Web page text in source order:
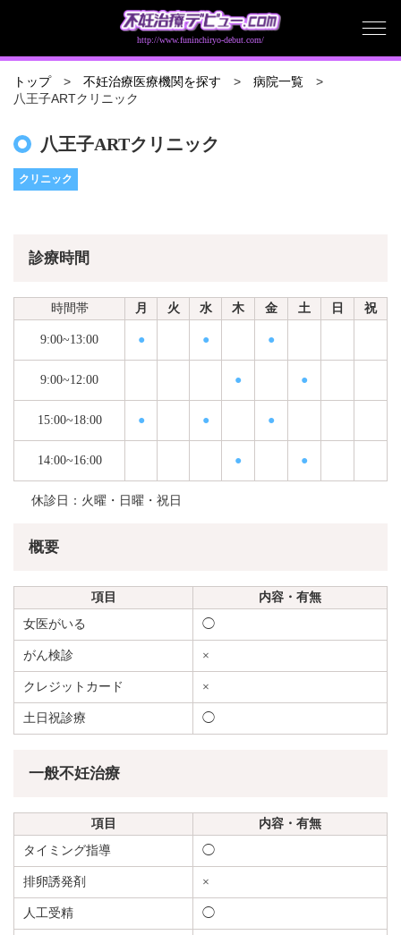
http://www.funinchiryo-debut.com/
トップ 不妊治療医療機関を探す 病院一覧
八王子ARTクリニック
八王子ARTクリニック
クリニック
診療時間
時間帯 月 火 水 木 金 土 日 祝
9:00~13:00 ● ● ●
9:00~12:00 ● ●
15:00~18:00 ● ● ●
14:00~16:00 ● ●
休診日：火曜・日曜・祝日
概要
項目
内容・有無
女医がいる
◯
がん検診 ×
クレジットカード ×
土日祝診療 ◯
一般不妊治療
項目
内容・有無
タイミング指導
◯
排卵誘発剤 ×
人工受精 ◯